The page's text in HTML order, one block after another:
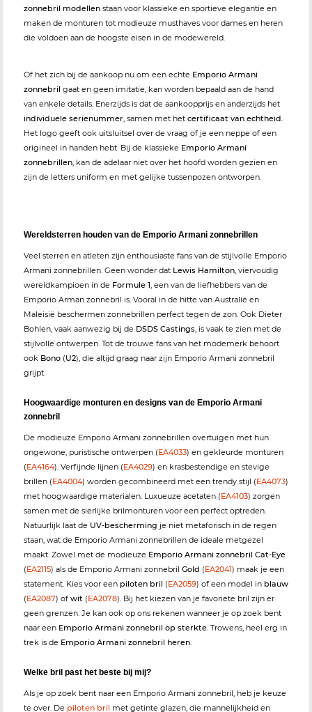
zonnebril modellen staan voor klassieke en sportieve elegantie en
maken de monturen tot modieuze musthaves voor dames en heren
die voldoen aan de hoogste eisen in de modewereld.
Of het zich bij de aankoop nu om een echte Emporio Armani
zonnebril gaat en geen imitatie, kan worden bepaald aan de hand
van enkele details. Enerzijds is dat de aankoopprijs en anderzijds het
individuele serienummer, samen met het certificaat van echtheid.
Het logo geeft ook uitsluitsel over de vraag of je een neppe of een
origineel in handen hebt. Bij de klassieke Emporio Armani
zonnebrillen, kan de adelaar niet over het hoofd worden gezien en
zijn de letters uniform en met gelijke tussenpozen ontworpen.
Wereldsterren houden van de Emporio Armani zonnebrillen
Veel sterren en atleten zijn enthousiaste fans van de stijlvolle Emporio
Armani zonnebrillen. Geen wonder dat Lewis Hamilton, viervoudig
wereldkampioen in de Formule 1, een van de liefhebbers van de
Emporio Arman zonnebril is. Vooral in de hitte van Australië en
Maleisië beschermen zonnebrillen perfect tegen de zon. Ook Dieter
Bohlen, vaak aanwezig bij de DSDS Castings, is vaak te zien met de
stijlvolle ontwerpen. Tot de trouwe fans van het modemerk behoort
ook Bono (U2), die altijd graag naar zijn Emporio Armani zonnebril
grijpt.
Hoogwaardige monturen en designs van de Emporio Armani
zonnebril
De modieuze Emporio Armani zonnebrillen overtuigen met hun
ongewone, puristische ontwerpen (EA4033) en gekleurde monturen
(EA4164). Verfijnde lijnen (EA4029) en krasbestendige en stevige
brillen (EA4004) worden gecombineerd met een trendy stijl (EA4073)
met hoogwaardige materialen. Luxueuze acetaten (EA4103) zorgen
samen met de sierlijke brilmonturen voor een perfect optreden.
Natuurlijk laat de UV-bescherming je niet metaforisch in de regen
staan, wat de Emporio Armani zonnebrillen de ideale metgezel
maakt. Zowel met de modieuze Emporio Armani zonnebril Cat-Eye
(EA2115) als de Emporio Armani zonnebril Gold (EA2041) maak je een
statement. Kies voor een piloten bril (EA2059) of een model in blauw
(EA2087) of wit (EA2078). Bij het kiezen van je favoriete bril zijn er
geen grenzen. Je kan ook op ons rekenen wanneer je op zoek bent
naar een Emporio Armani zonnebril op sterkte. Trowens, heel erg in
trek is de Emporio Armani zonnebril heren.
Welke bril past het beste bij mij?
Als je op zoek bent naar een Emporio Armani zonnebril, heb je keuze
te over. De piloten bril met getinte glazen, die mannelijkheid en